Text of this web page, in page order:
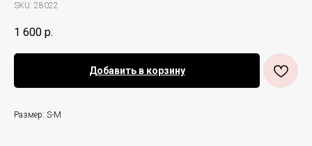
SKU: 28022
1 600 р.
Добавить в корзину
Размер: S-M